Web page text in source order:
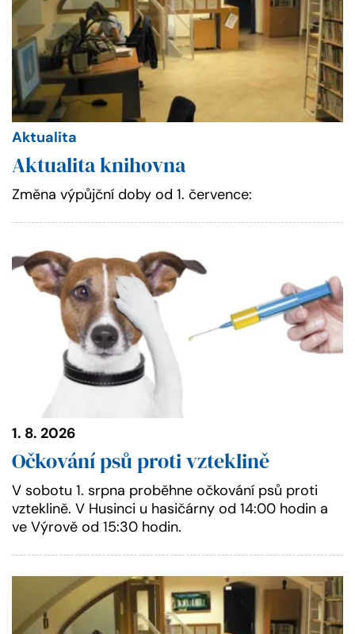
Aktualita
Aktualita knihovna
Změna výpůjční doby od 1. července:
1. 8. 2026
Očkování psů proti vzteklině
V sobotu 1. srpna proběhne očkování psů proti
vzteklině. V Husinci u hasičárny od 14:00 hodin a
ve Výrově od 15:30 hodin.